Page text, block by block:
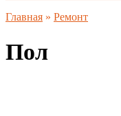
Главная » Ремонт
Пол